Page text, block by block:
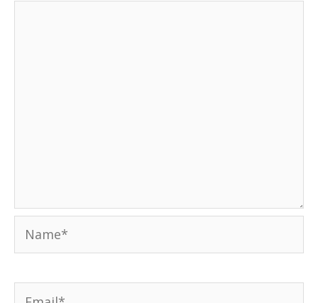
Name*
Email*